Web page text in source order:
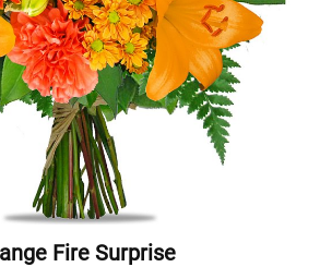
Fire Surprise